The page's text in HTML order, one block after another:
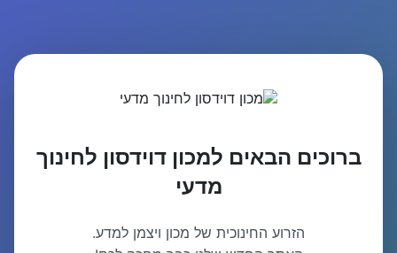
ברוכים הבאים למכון דוידסון לחינוך
מדעי
הזרוע החינוכית של מכון ויצמן למדע.